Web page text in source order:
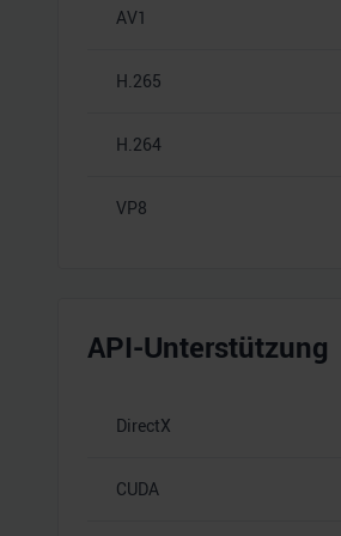
AV1
H.265
H.264
VP8
API-Unterstützung
DirectX
CUDA